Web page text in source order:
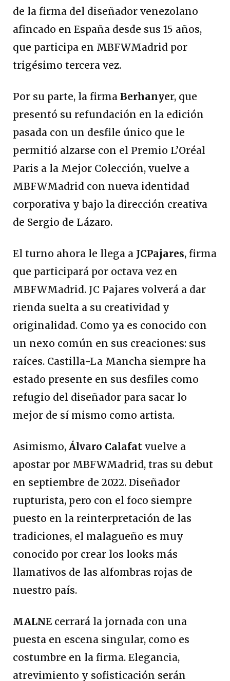
de la firma del diseñador venezolano
afincado en España desde sus 15 años,
que participa en MBFWMadrid por
trigésimo tercera vez.
Por su parte, la firma Berhanyer, que
presentó su refundación en la edición
pasada con un desfile único que le
permitió alzarse con el Premio L’Oréal
Paris a la Mejor Colección, vuelve a
MBFWMadrid con nueva identidad
corporativa y bajo la dirección creativa
de Sergio de Lázaro.
El turno ahora le llega a JCPajares, firma
que participará por octava vez en
MBFWMadrid. JC Pajares volverá a dar
rienda suelta a su creatividad y
originalidad. Como ya es conocido con
un nexo común en sus creaciones: sus
raíces. Castilla-La Mancha siempre ha
estado presente en sus desfiles como
refugio del diseñador para sacar lo
mejor de sí mismo como artista.
Asimismo, Álvaro Calafat vuelve a
apostar por MBFWMadrid, tras su debut
en septiembre de 2022. Diseñador
rupturista, pero con el foco siempre
puesto en la reinterpretación de las
tradiciones, el malagueño es muy
conocido por crear los looks más
llamativos de las alfombras rojas de
nuestro país.
MALNE cerrará la jornada con una
puesta en escena singular, como es
costumbre en la firma. Elegancia,
atrevimiento y sofisticación serán